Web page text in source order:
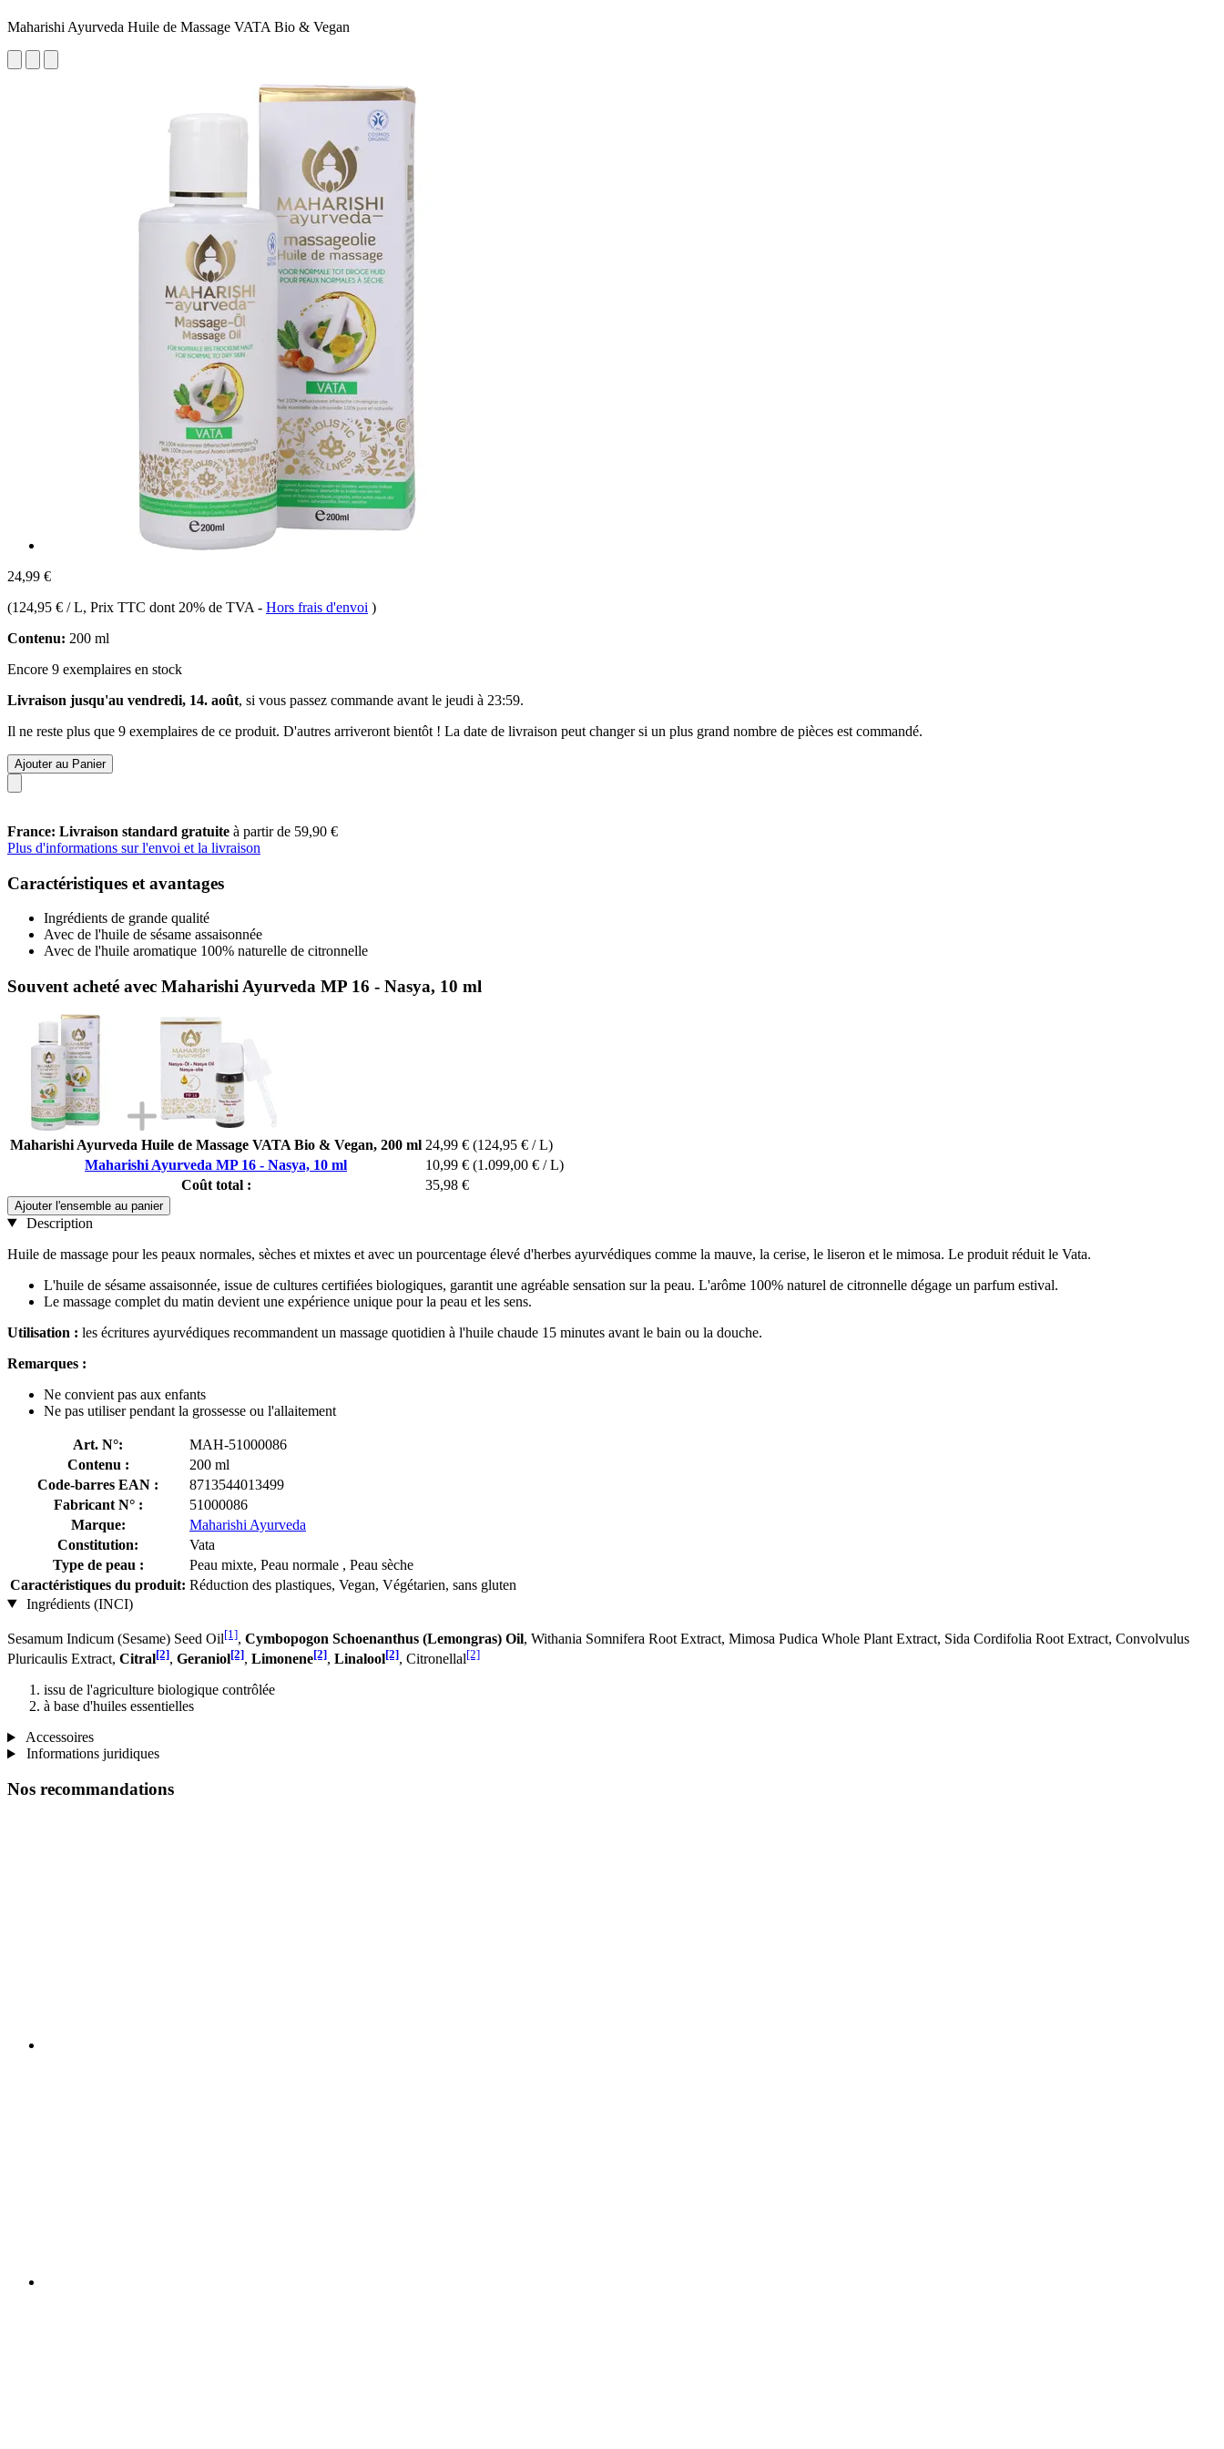
Maharishi Ayurveda Huile de Massage VATA Bio & Vegan
24,99 €
(124,95 € / L, Prix TTC dont 20% de TVA - Hors frais d'envoi )
Contenu: 200 ml
Encore 9 exemplaires en stock
Livraison jusqu'au vendredi, 14. août, si vous passez commande avant le jeudi à 23:59.
Il ne reste plus que 9 exemplaires de ce produit. D'autres arriveront bientôt ! La date de livraison peut changer si un plus grand nombre de pièces est commandé.
Ajouter au Panier
France: Livraison standard gratuite à partir de 59,90 €
Plus d'informations sur l'envoi et la livraison
Caractéristiques et avantages
Ingrédients de grande qualité
Avec de l'huile de sésame assaisonnée
Avec de l'huile aromatique 100% naturelle de citronnelle
Souvent acheté avec Maharishi Ayurveda MP 16 - Nasya, 10 ml
Maharishi Ayurveda Huile de Massage VATA Bio & Vegan, 200 ml 24,99 € (124,95 € / L)
Maharishi Ayurveda MP 16 - Nasya, 10 ml
10,99 € (1.099,00 € / L)
Coût total :
35,98 €
Ajouter l'ensemble au panier
Description
Huile de massage pour les peaux normales, sèches et mixtes et avec un pourcentage élevé d'herbes ayurvédiques comme la mauve, la cerise, le liseron et le mimosa. Le produit réduit le Vata.
L'huile de sésame assaisonnée, issue de cultures certifiées biologiques, garantit une agréable sensation sur la peau. L'arôme 100% naturel de citronnelle dégage un parfum estival.
Le massage complet du matin devient une expérience unique pour la peau et les sens.
Utilisation : les écritures ayurvédiques recommandent un massage quotidien à l'huile chaude 15 minutes avant le bain ou la douche.
Remarques :
Ne convient pas aux enfants
Ne pas utiliser pendant la grossesse ou l'allaitement
Art. N°:
MAH-51000086
Contenu :
200 ml
Code-barres EAN :
8713544013499
Fabricant N° :
51000086
Marque:
Maharishi Ayurveda
Constitution:
Vata
Type de peau :
Peau mixte, Peau normale , Peau sèche
Caractéristiques du produit: Réduction des plastiques, Vegan, Végétarien, sans gluten
Ingrédients (INCI)
Sesamum Indicum (Sesame) Seed Oil[1], Cymbopogon Schoenanthus (Lemongras) Oil, Withania Somnifera Root Extract, Mimosa Pudica Whole Plant Extract, Sida Cordifolia Root Extract, Convolvulus
Pluricaulis Extract, Citral[2], Geraniol[2], Limonene[2], Linalool[2], Citronellal[2]
issu de l'agriculture biologique contrôlée
à base d'huiles essentielles
Accessoires
Informations juridiques
Nos recommandations